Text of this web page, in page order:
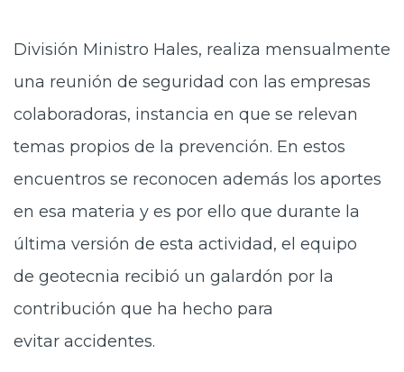
División Ministro Hales, realiza mensualmente
una reunión de seguridad con las empresas
colaboradoras, instancia en que se relevan
temas propios de la prevención. En estos
encuentros se reconocen además los aportes
en esa materia y es por ello que durante la
última versión de esta actividad, el equipo
de geotecnia recibió un galardón por la
contribución que ha hecho para
evitar accidentes.